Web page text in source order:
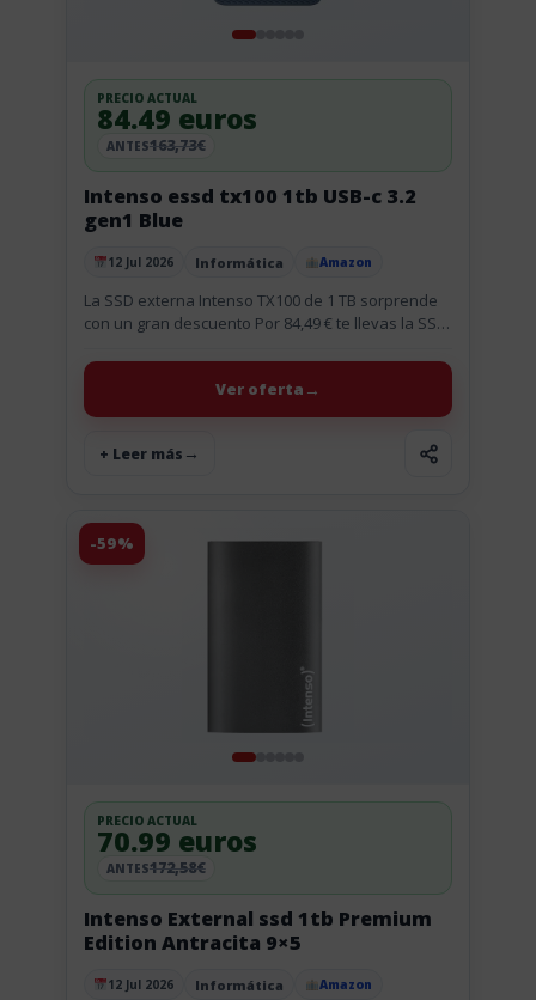
Publicado el
12 Jul 2026 Informática Amazon
Intenso essd tx100 1tb USB-c 3.2
gen1 Blue
PRECIO ACTUAL
84.49 euros
ANTES163,73€
La SSD externa Intenso TX100 de 1 TB sorprende
con un gran descuento Por 84,49 € te llevas la SSD
+ Leer más
Ver oferta
-59%
Publicado el
12 Jul 2026 Informática Amazon
Intenso External ssd 1tb Premium
Edition Antracita 9×5
PRECIO ACTUAL
70.99 euros
ANTES172,58€